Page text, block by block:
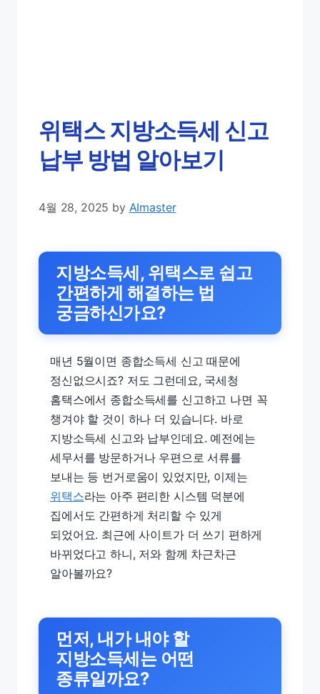
위택스 지방소득세 신고
납부 방법 알아보기
4월 28, 2025 by AImaster
지방소득세, 위택스로 쉽고
간편하게 해결하는 법
궁금하신가요?
매년 5월이면 종합소득세 신고 때문에
정신없으시죠? 저도 그런데요, 국세청
홈택스에서 종합소득세를 신고하고 나면 꼭
챙겨야 할 것이 하나 더 있습니다. 바로
지방소득세 신고와 납부인데요. 예전에는
세무서를 방문하거나 우편으로 서류를
보내는 등 번거로움이 있었지만, 이제는
위택스라는 아주 편리한 시스템 덕분에
집에서도 간편하게 처리할 수 있게
되었어요. 최근에 사이트가 더 쓰기 편하게
바뀌었다고 하니, 저와 함께 차근차근
알아볼까요?
먼저, 내가 내야 할
지방소득세는 어떤
종류일까요?